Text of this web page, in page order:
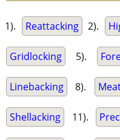
1). Reattacking 2).
Gridlocking 5).
Linebacking 8).
Shellacking 11).